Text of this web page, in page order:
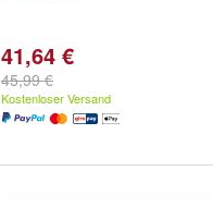
41,64 €
45,99 €
Kostenloser Versand